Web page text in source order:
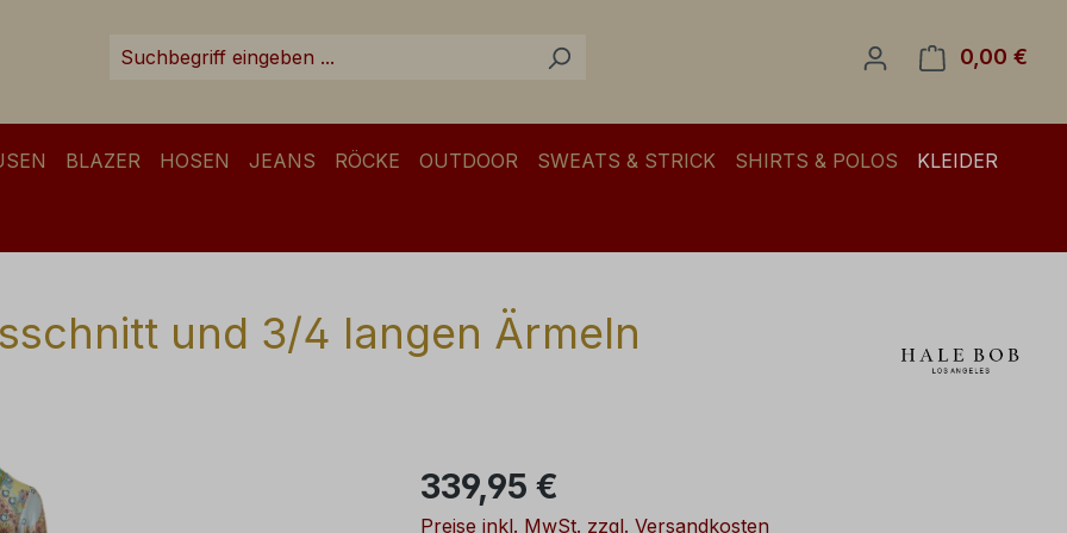
0,00 €
BLAZER HOSEN JEANS RÖCKE OUTDOOR SWEATS & STRICK SHIRTS & POLOS KLEIDER
und 3/4 langen Ärmeln
Regulärer Preis:
339,95 €
Preise inkl. MwSt. zzgl. Versandkosten